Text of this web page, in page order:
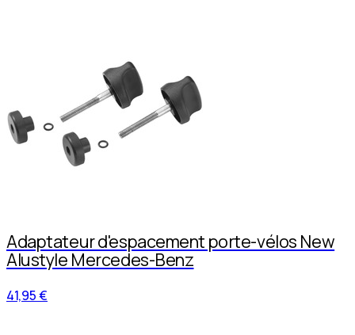
Adaptateur d'espacement porte-vélos New
Alustyle Mercedes-Benz
41,95 €